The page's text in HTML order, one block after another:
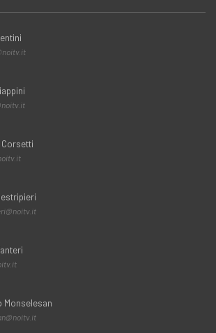
Monselesan